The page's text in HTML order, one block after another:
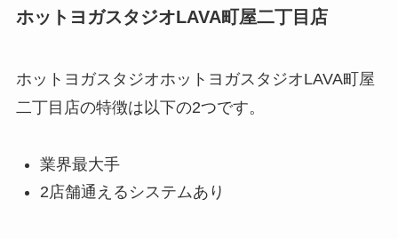
ホットヨガスタジオLAVA町屋二丁目店
ホットヨガスタジオホットヨガスタジオLAVA町屋
二丁目店の特徴は以下の2つです。
業界最大手
2店舗通えるシステムあり